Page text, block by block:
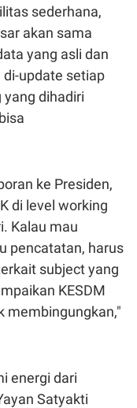
sederhana,
akan sama
yang asli dan
di-update setiap
dihadiri
ke Presiden,
di level working
Kalau mau
pencatatan, harus
subject yang
KESDM
membingungkan,"
energi dari
Satyakti